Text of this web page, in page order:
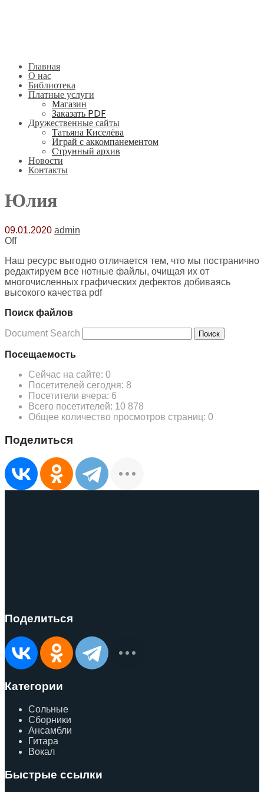
Главная
О нас
Библиотека
Платные услуги
Магазин
Заказать PDF
Дружественные сайты
Татьяна Киселёва
Играй с аккомпанементом
Струнный архив
Новости
Контакты
Юлия
09.01.2020 admin
Off
Наш ресурс выгодно отличается тем, что мы постранично
редактируем все нотные файлы, очищая их от
многочисленных графических дефектов добиваясь
высокого качества pdf
Поиск файлов
Document Search Поиск
Посещаемость
Сейчас на сайте: 0
Посетителей сегодня: 8
Посетители вчера: 6
Всего посетителей: 10 878
Общее количество просмотров страниц: 0
Поделиться
Поделиться
Категории
Сольные
Сборники
Ансамбли
Гитара
Вокал
Быстрые ссылки